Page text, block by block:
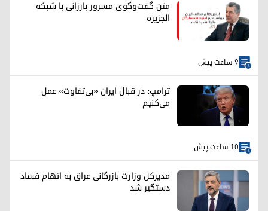
متن گفت‌وگوی مسرور بارزانی با شبکه
الجزیره
9 ساعت پیش
ترامپ: در قبال ایران «بی‌تفاوت» عمل
می‌کنیم
10 ساعت پیش
مدیرکل وزارت بازرگانی عراق به اتهام فساد
دستگیر شد